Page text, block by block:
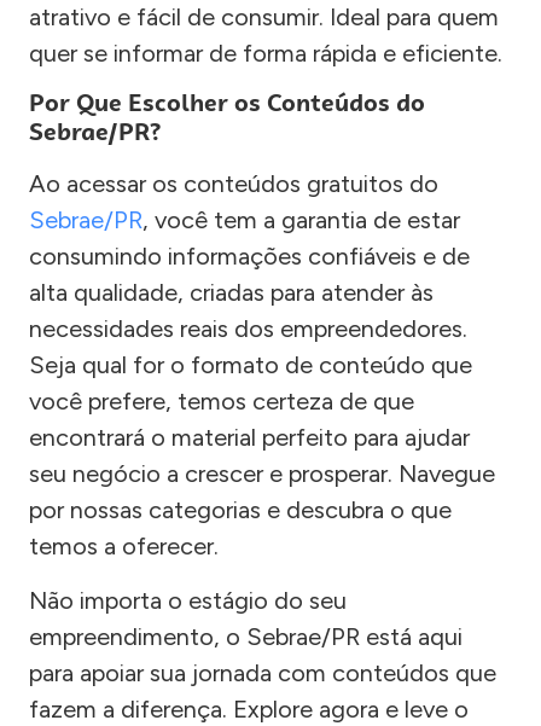
atrativo e fácil de consumir. Ideal para quem
quer se informar de forma rápida e eficiente.
Por Que Escolher os Conteúdos do
Sebrae/PR?
Ao acessar os conteúdos gratuitos do
Sebrae/PR, você tem a garantia de estar
consumindo informações confiáveis e de
alta qualidade, criadas para atender às
necessidades reais dos empreendedores.
Seja qual for o formato de conteúdo que
você prefere, temos certeza de que
encontrará o material perfeito para ajudar
seu negócio a crescer e prosperar. Navegue
por nossas categorias e descubra o que
temos a oferecer.
Não importa o estágio do seu
empreendimento, o Sebrae/PR está aqui
para apoiar sua jornada com conteúdos que
fazem a diferença. Explore agora e leve o